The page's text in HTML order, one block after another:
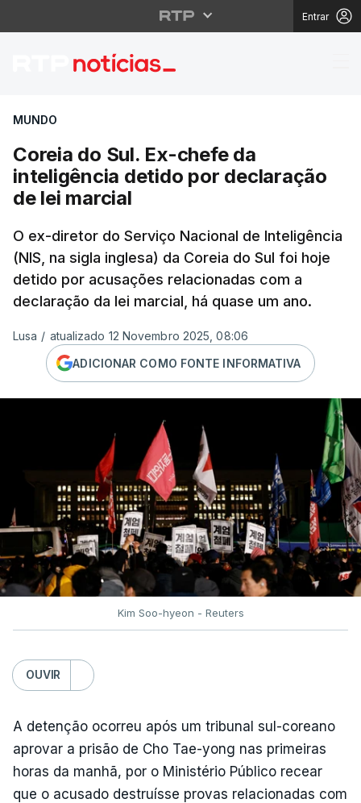
Entrar
Coreia do Sul. Ex-
MUNDO
Coreia do Sul. Ex-chefe da
inteligência detido por declaração
de lei marcial
O ex-diretor do Serviço Nacional de Inteligência
(NIS, na sigla inglesa) da Coreia do Sul foi hoje
detido por acusações relacionadas com a
declaração da lei marcial, há quase um ano.
Lusa / atualizado 12 Novembro 2025, 08:06
ADICIONAR COMO FONTE INFORMATIVA
Kim Soo-hyeon - Reuters
OUVIR
A detenção ocorreu após um tribunal sul-coreano
aprovar a prisão de Cho Tae-yong nas primeiras
horas da manhã, por o Ministério Público recear
que o acusado destruísse provas relacionadas com